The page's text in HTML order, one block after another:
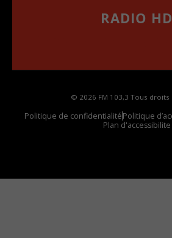
RADIO HD
© 2026 FM 103,3 Tous droits
Politique de confidentialitéPolitique
Plan d'accessibilite